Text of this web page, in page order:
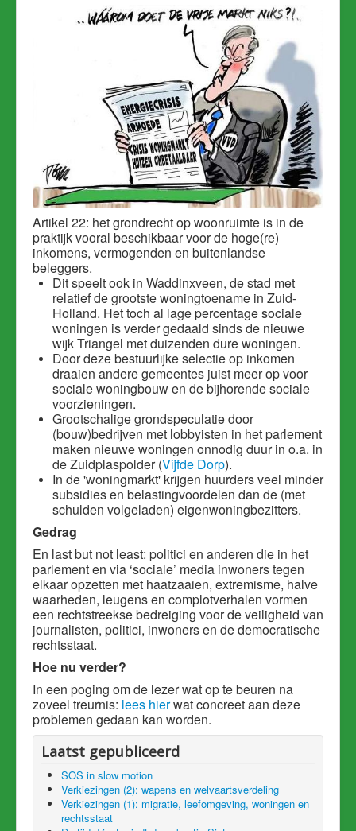
Artikel 22: het grondrecht op woonruimte is in de
praktijk vooral beschikbaar voor de hoge(re)
inkomens, vermogenden en buitenlandse
beleggers.
Dit speelt ook in Waddinxveen, de stad met
relatief de grootste woningtoename in Zuid-
Holland. Het toch al lage percentage sociale
woningen is verder gedaald sinds de nieuwe
wijk Triangel met duizenden dure woningen.
Door deze bestuurlijke selectie op inkomen
draaien andere gemeentes juist meer op voor
sociale woningbouw en de bijhorende sociale
voorzieningen.
Grootschalige grondspeculatie door
(bouw)bedrijven met lobbyisten in het parlement
maken nieuwe woningen onnodig duur in o.a. in
de Zuidplaspolder (Vijfde Dorp).
In de 'woningmarkt' krijgen huurders veel minder
subsidies en belastingvoordelen dan de (met
schulden volgeladen) eigenwoningbezitters.
Gedrag
En last but not least: politici en anderen die in het
parlement en via ‘sociale’ media inwoners tegen
elkaar opzetten met haatzaaien, extremisme, halve
waarheden, leugens en complotverhalen vormen
een rechtstreekse bedreiging voor de veiligheid van
journalisten, politici, inwoners en de democratische
rechtsstaat.
Hoe nu verder?
In een poging om de lezer wat op te beuren na
zoveel treurnis: lees hierwat concreet aan deze
problemen gedaan kan worden.
Laatst gepubliceerd
SOS in slow motion
Verkiezingen (2): wapens en welvaartsverdeling
Verkiezingen (1): migratie, leefomgeving, woningen en
rechtsstaat